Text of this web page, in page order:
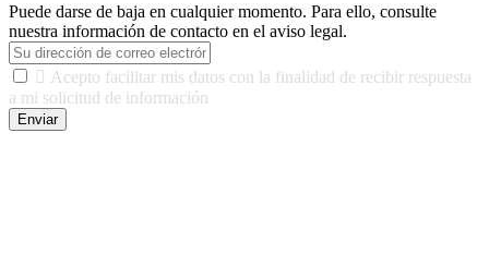
Puede darse de baja en cualquier momento. Para ello, consulte
nuestra información de contacto en el aviso legal.
 Acepto facilitar mis datos con la finalidad de recibir respuesta
a mi solicitud de información
Enviar